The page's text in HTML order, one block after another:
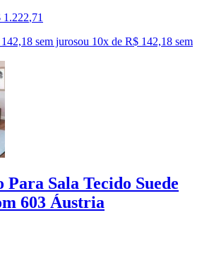
1.222,71
sem jurosou 10x de R$ 142,18 sem
Para Sala Tecido Suede
603 Áustria